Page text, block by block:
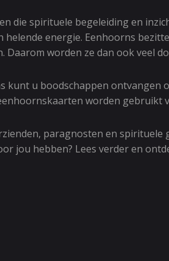
die spirituele begeleiding en
energie. Eenhoorns
Daarom worden ze dan ook veel
kunt u boodschappen
worden
paragnosten en
jou hebben? Lees verder en